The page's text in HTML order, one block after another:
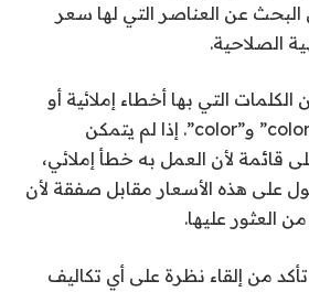
عن العناصر التي لها سعر
الصلاحية.
التي بها أخطاء إملائية أو
التهجئة البديلة مثل “color” و”color”. إذا لم يتمكن
لأن العمل به خطأ إملائي،
على هذه الأسعار مقابل صفقة لأن
العثور عليها.
من إلقاء نظرة على أي تكاليف